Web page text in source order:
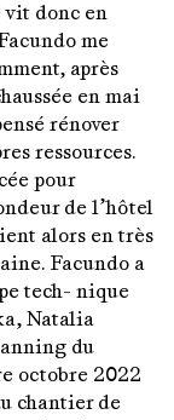
vit donc en
me
après
en mai
rénover
ressources.
pour
de l’hôtel
alors en très
Facundo a
tech- nique
Natalia
du
octobre 2022
chantier de